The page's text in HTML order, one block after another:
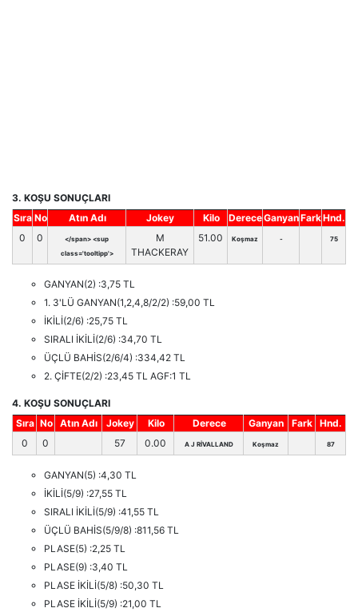
3. KOŞU SONUÇLARI
Sıra No Atın Adı Jokey Kilo DereceGanyanFarkHnd.
0
0
</span> <sup
class='tooltipp'>
M
THACKERAY
51.00 Koşmaz - 75
GANYAN(2) :3,75 TL
1. 3'LÜ GANYAN(1,2,4,8/2/2) :59,00 TL
İKİLİ(2/6) :25,75 TL
SIRALI İKİLİ(2/6) :34,70 TL
ÜÇLÜ BAHİS(2/6/4) :334,42 TL
2. ÇİFTE(2/2) :23,45 TL AGF:1 TL
4. KOŞU SONUÇLARI
Sıra No Atın Adı Jokey Kilo Derece Ganyan Fark Hnd.
0
0 57 0.00 A J RİVALLAND Koşmaz 87
GANYAN(5) :4,30 TL
İKİLİ(5/9) :27,55 TL
SIRALI İKİLİ(5/9) :41,55 TL
ÜÇLÜ BAHİS(5/9/8) :811,56 TL
PLASE(5) :2,25 TL
PLASE(9) :3,40 TL
PLASE İKİLİ(5/8) :50,30 TL
PLASE İKİLİ(5/9) :21,00 TL